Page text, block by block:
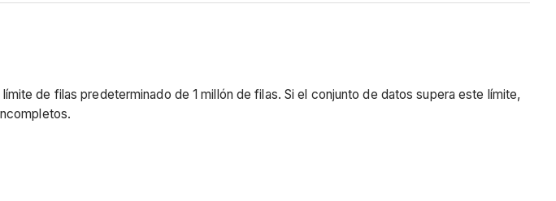
de filas predeterminado de 1 millón de filas. Si el conjunto de datos supera este límite,